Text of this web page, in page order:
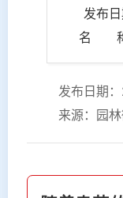
发布
发布日期
来源：园